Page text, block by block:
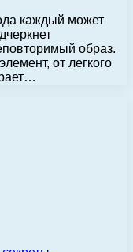
каждый может
образ.
от легкого